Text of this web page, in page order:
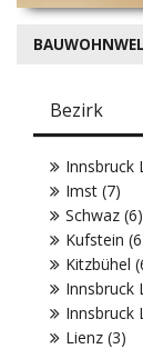
Bezirk
Innsbruck
Imst (7)
Schwaz (6)
Kufstein
Kitzbühel
Innsbruck
Innsbruck
Lienz (3)